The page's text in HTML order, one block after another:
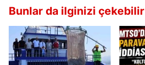
Bunlar da ilginizi çekebilir